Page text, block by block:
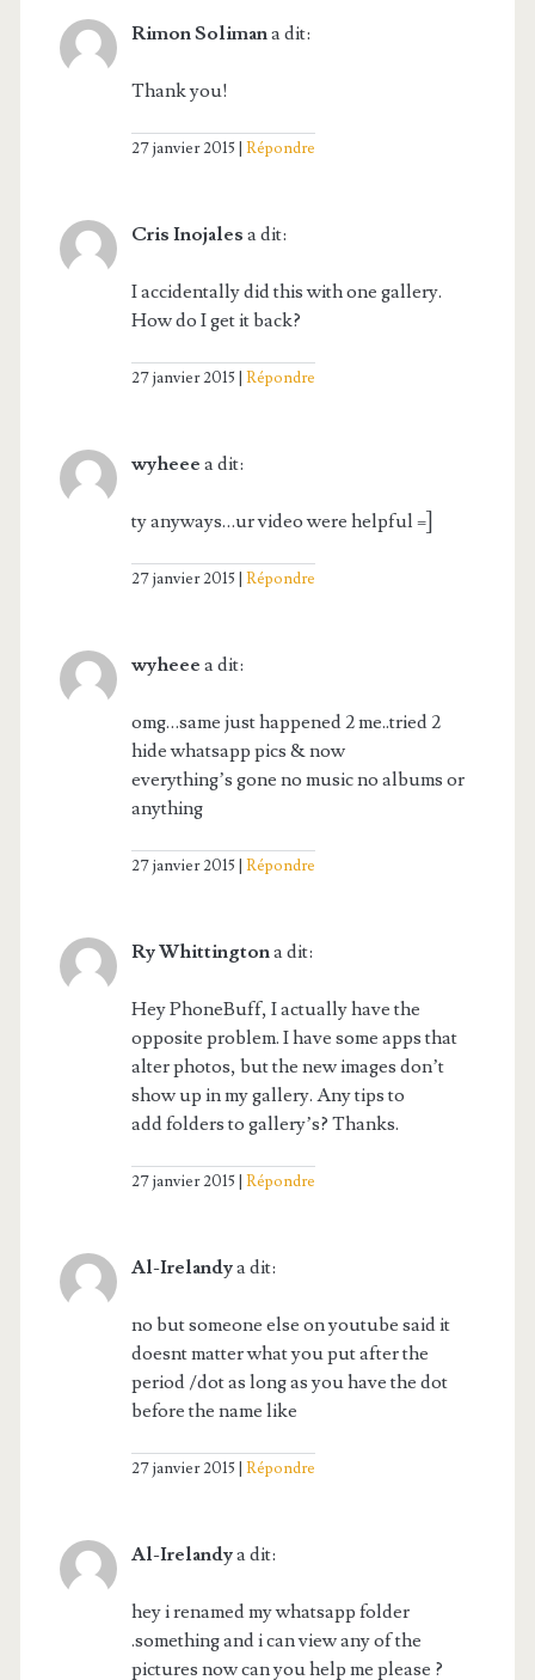
Rimon Solimana dit:
Thank you!
27 janvier 2015 Répondre
Cris Inojales a dit:
I accidentally did this with one gallery.
How do I get it back?
27 janvier 2015 Répondre
wyheee a dit:
ty anyways…ur video were helpful =]
27 janvier 2015 Répondre
wyheee a dit:
omg…same just happened 2 me..tried 2
hide whatsapp pics & now
everything’s gone no music no albums or
anything
27 janvier 2015 Répondre
Ry Whittingtona dit:
Hey PhoneBuff, I actually have the
opposite problem. I have some apps that
alter photos, but the new images don’t
show up in my gallery. Any tips to
add folders to gallery’s? Thanks.
27 janvier 2015 Répondre
Al-Irelandya dit:
no but someone else on youtube said it
doesnt matter what you put after the
period /dot as long as you have the dot
before the name like
27 janvier 2015 Répondre
Al-Irelandya dit:
hey i renamed my whatsapp folder
.something and i can view any of the
pictures now can you help me please ?